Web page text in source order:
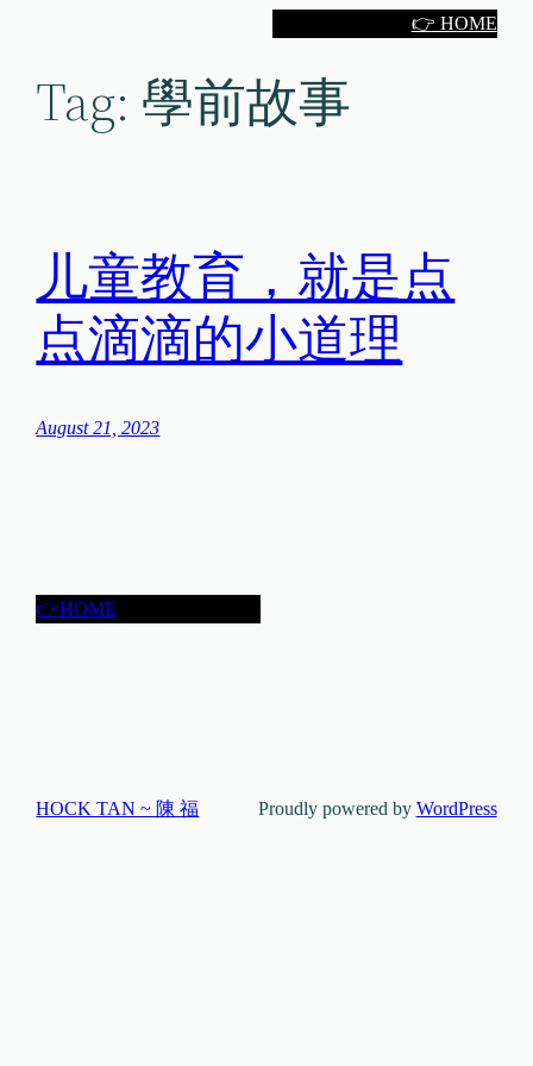
👉 HOME
Tag: 學前故事
儿童教育，就是点
点滴滴的小道理
August 21, 2023
👉HOME
HOCK TAN ~ 陳 福 Proudly powered by WordPress